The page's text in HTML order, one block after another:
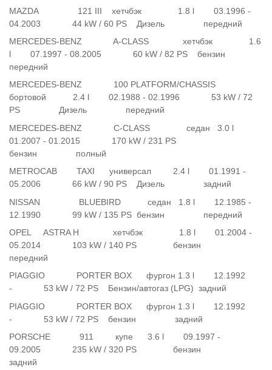
MAZDA 121 III хетчбэк 1.8 l 03.1996 -
04.2003 44 kW / 60 PS Дизель передний
MERCEDES-BENZ A-CLASS хетчбэк 1.6
l 07.1997 - 08.2005 60 kW / 82 PS бензин
передний
MERCEDES-BENZ 100 PLATFORM/CHASSIS
бортовой 2.4 l 02.1988 - 02.1996 53 kW / 72
PS Дизель передний
MERCEDES-BENZ C-CLASS седан 3.0 l
01.2007 - 01.2015 170 kW / 231 PS
бензин полный
METROCAB TAXI универсал 2.4 l 01.1991 -
05.2006 66 kW / 90 PS Дизель задний
NISSAN BLUEBIRD седан 1.8 l 12.1985 -
12.1990 99 kW / 135 PS бензин передний
OPEL ASTRA H хетчбэк 1.8 l 01.2004 -
05.2014 103 kW / 140 PS бензин
передний
PIAGGIO PORTER BOX фургон 1.3 l 12.1992
- 53 kW / 72 PS Бензин/автогаз (LPG) задний
PIAGGIO PORTER BOX фургон 1.3 l 12.1992
- 53 kW / 72 PS бензин задний
PORSCHE 911 купе 3.6 l 09.1997 -
09.2005 235 kW / 320 PS бензин
задний